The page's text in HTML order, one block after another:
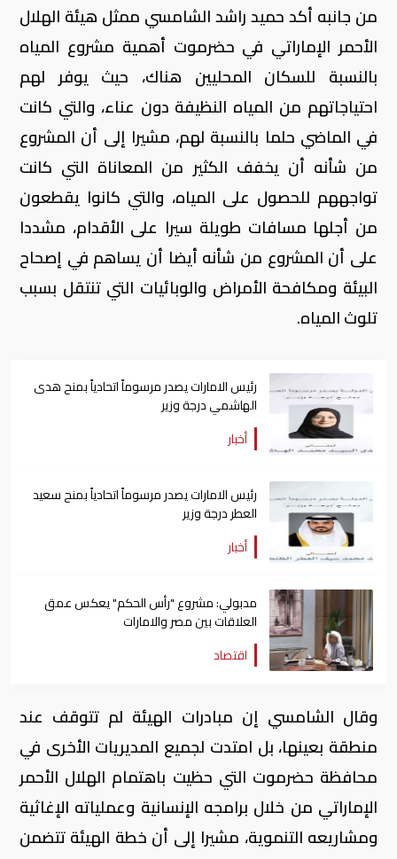
من جانبه أكد حميد راشد الشامسي ممثل هيئة الهلال
الأحمر الإماراتي في حضرموت أهمية مشروع المياه
بالنسبة للسكان المحليين هناك، حيث يوفر لهم
احتياجاتهم من المياه النظيفة دون عناء، والتي كانت
في الماضي حلما بالنسبة لهم، مشيرا إلى أن المشروع
من شأنه أن يخفف الكثير من المعاناة التي كانت
تواجههم للحصول على المياه، والتي كانوا يقطعون
من أجلها مسافات طويلة سيرا على الأقدام، مشددا
على أن المشروع من شأنه أيضا أن يساهم في إصحاح
البيئة ومكافحة الأمراض والوبائيات التي تنتقل بسبب
تلوث المياه.
رئيس الامارات يصدر مرسوماً اتحادياً بمنح هدى
الهاشمي درجة وزير
أخبار
رئيس الامارات يصدر مرسوماً اتحادياً بمنح سعيد
العطر درجة وزير
أخبار
مدبولي: مشروع "رأس الحكم" يعكس عمق
العلاقات بين مصر والامارات
اقتصاد
وقال الشامسي إن مبادرات الهيئة لم تتوقف عند
منطقة بعينها، بل امتدت لجميع المديريات الأخرى في
محافظة حضرموت التي حظيت باهتمام الهلال الأحمر
الإماراتي من خلال برامجه الإنسانية وعملياته الإغاثية
ومشاريعه التنموية، مشيرا إلى أن خطة الهيئة تتضمن